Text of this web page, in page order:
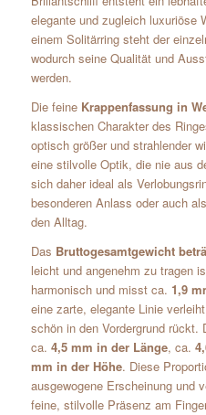
elegante und zugleich luxuriöse
einem Solitärring steht der
wodurch seine Qualität und
werden.
Die feine Krappenfassung in
klassischen Charakter des
optisch größer und strahlender
eine stilvolle Optik, die nie aus
sich daher ideal als
besonderen Anlass oder auch
den Alltag.
Das Bruttogesamtgewicht
leicht und angenehm zu tragen
harmonisch und misst ca. 1,9
eine zarte, elegante Linie
schön in den Vordergrund rückt.
ca. 4,5 mm in der Länge, ca.
mm in der Höhe. Diese
ausgewogene Erscheinung und
feine, stilvolle Präsenz am